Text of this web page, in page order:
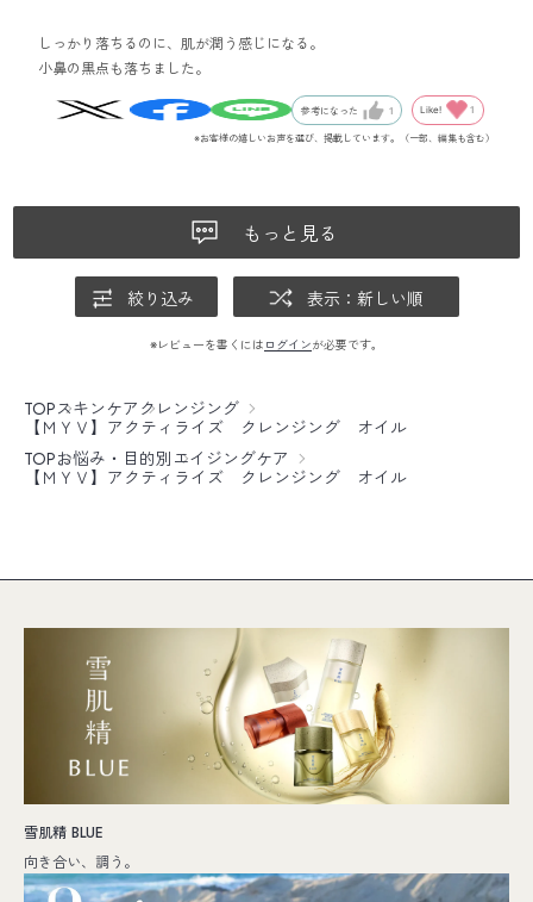
しっかり落ちるのに、肌が潤う感じになる。
小鼻の黒点も落ちました。
参考になった 1 Like! 1
※お客様の嬉しいお声を選び、掲載しています。（一部、編集も含む）
もっと見る
絞り込み 表示：新しい順
※レビューを書くには ログインが必要です。
TOPスキンケア クレンジング
【ＭＹＶ】アクティライズ クレンジング オイル
TOPお悩み・目的別 エイジングケア
【ＭＹＶ】アクティライズ クレンジング オイル
雪肌精 BLUE
向き合い、調う。